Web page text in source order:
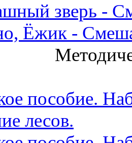
зверь -
Ёжик -
пособие.
лесов.